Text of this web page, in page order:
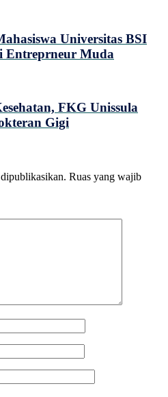
Universitas BSI
Entreprneur Muda
FKG Unissula
Gigi
Ruas yang wajib